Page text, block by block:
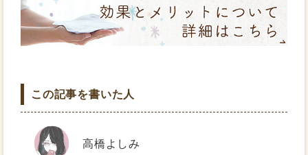
この記事を書いた人
高橋よしみ